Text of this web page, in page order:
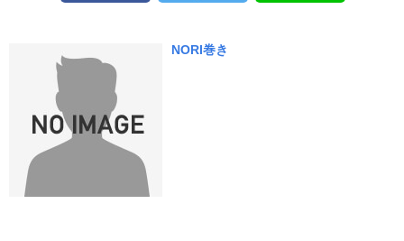
NORI巻き